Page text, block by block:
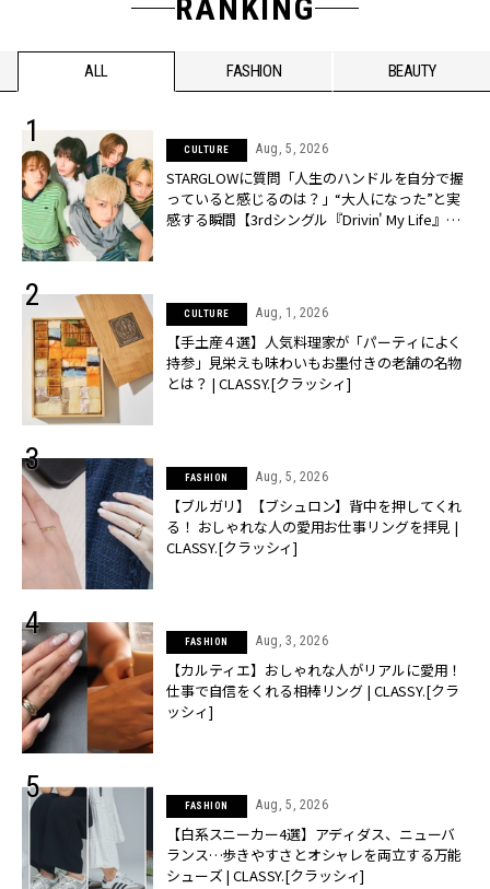
RANKING
ALL FASHION BEAUTY
CULTURE Aug, 5, 2026
STARGLOWに質問「人生のハンドルを自分で握
っていると感じるのは？」“大️人になった”と実
感する瞬間【3rdシングル『Drivin' My Life』発
CULTURE Aug, 1, 2026
【手土産４選】人気料理家が「パーティによく
持参」見栄えも味わいもお墨付きの老舗の名物
とは？ | CLASSY.[クラッシィ]
FASHION Aug, 5, 2026
【ブルガリ】【ブシュロン】背中を押してくれ
る！ おしゃれな人の愛用お仕事リングを拝見 |
CLASSY.[クラッシィ]
FASHION Aug, 3, 2026
【カルティエ】おしゃれな人がリアルに愛用！
仕事で自信をくれる相棒リング | CLASSY.[クラ
ッシィ]
FASHION Aug, 5, 2026
【白系スニーカー4選】アディダス、ニューバ
ランス…歩きやすさとオシャレを両立する万能
シューズ | CLASSY.[クラッシィ]